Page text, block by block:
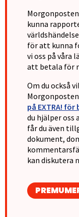
kunna
för att kunna
vi oss på våra
att betala för
Om du också
på EXTRA!
du hjälper
får du även
dokument,
kan diskutera